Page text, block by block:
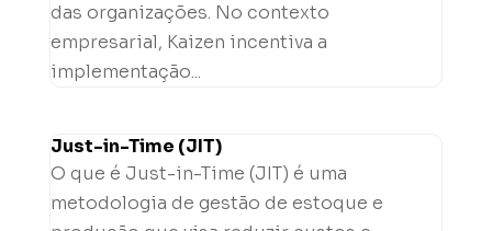
das organizações. No contexto
empresarial, Kaizen incentiva a
implementação...
Just-in-Time (JIT)
O que é Just-in-Time (JIT) é uma
metodologia de gestão de estoque e